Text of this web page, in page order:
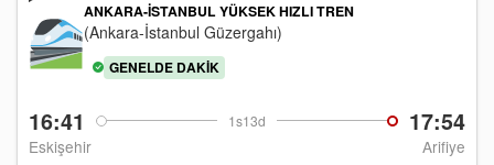
16:41 1s13d 17:54
Eskişehir Arifiye
ANKARA-İSTANBUL YÜKSEK HIZLI TREN
(Ankara-İstanbul Güzergahı)
GENELDE DAKIK